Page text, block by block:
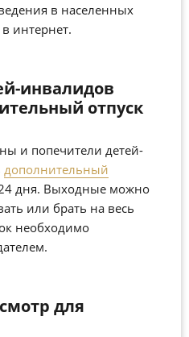
в населенных
в интернет.
инвалидов
отпуск
и попечители детей-
дополнительный
дня. Выходные можно
или брать на весь
необходимо
для